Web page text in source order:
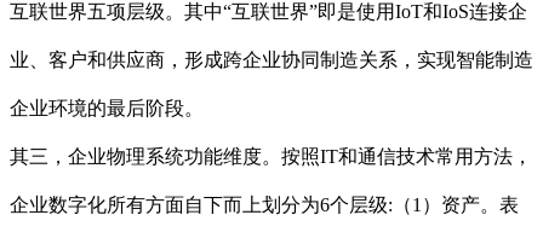
互联世界五项层级。其中“互联世界”即是使用IoT和IoS连接企
业、客户和供应商，形成跨企业协同制造关系，实现智能制造
企业环境的最后阶段。
其三，企业物理系统功能维度。按照IT和通信技术常用方法，
企业数字化所有方面自下而上划分为6个层级:（1）资产。表